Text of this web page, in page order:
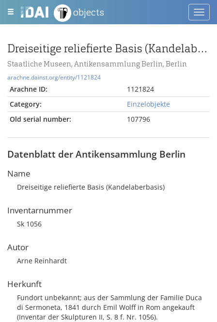
objects
Dreiseitige reliefierte Basis (Kandelaberbasis)
Staatliche Museen, Antikensammlung Berlin, Berlin
arachne.dainst.org/entity/1121824
Arachne ID:
1121824
Category:
Einzelobjekte
Old serial number:
107796
Datenblatt der Antikensammlung Berlin
Name
Dreiseitige reliefierte Basis (Kandelaberbasis)
Inventarnummer
Sk 1056
Autor
Arne Reinhardt
Herkunft
Fundort unbekannt; aus der Sammlung der Familie Duca
di Sermoneta, 1841 durch Emil Wolff in Rom angekauft
(Inventar der Skulpturen II, S. 8 f. Nr. 1056).